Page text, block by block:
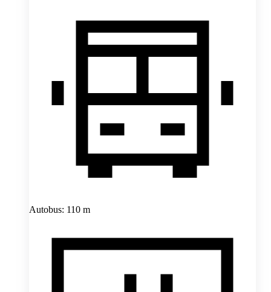
Autobus: 110 m